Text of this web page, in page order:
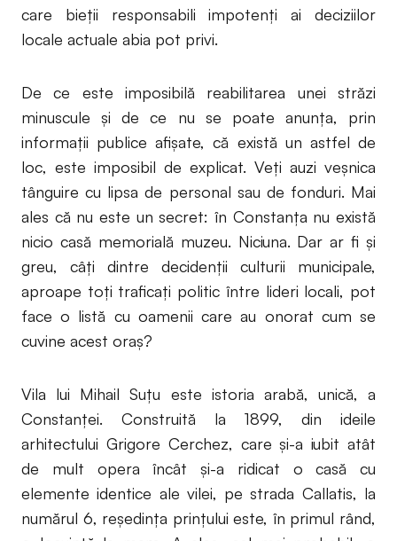
care bieţii responsabili impotenţi ai deciziilor
locale actuale abia pot privi.
De ce este imposibilă reabilitarea unei străzi
minuscule şi de ce nu se poate anunţa, prin
informaţii publice afişate, că există un astfel de
loc, este imposibil de explicat. Veţi auzi veşnica
tânguire cu lipsa de personal sau de fonduri. Mai
ales că nu este un secret: în Constanţa nu există
nicio casă memorială muzeu. Niciuna. Dar ar fi şi
greu, câţi dintre decidenţii culturii municipale,
aproape toţi traficaţi politic între lideri locali, pot
face o listă cu oamenii care au onorat cum se
cuvine acest oraş?
Vila lui Mihail Suţu este istoria arabă, unică, a
Constanţei. Construită la 1899, din ideile
arhitectului Grigore Cerchez, care şi-a iubit atât
de mult opera încât şi-a ridicat o casă cu
elemente identice ale vilei, pe strada Callatis, la
numărul 6, reşedinţa prinţului este, în primul rând,